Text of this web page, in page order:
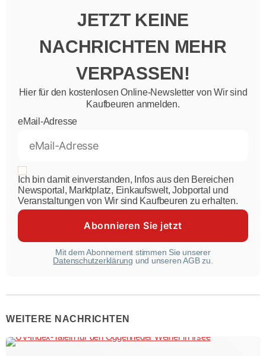
JETZT KEINE
NACHRICHTEN MEHR
VERPASSEN!
Hier für den kostenlosen Online-Newsletter von Wir sind
Kaufbeuren anmelden.
eMail-Adresse
Ich bin damit einverstanden, Infos aus den Bereichen
Newsportal, Marktplatz, Einkaufswelt, Jobportal und
Veranstaltungen von Wir sind Kaufbeuren zu erhalten.
Mit dem Abonnement stimmen Sie unserer
Datenschutzerklärung und unseren AGB zu.
WEITERE NACHRICHTEN